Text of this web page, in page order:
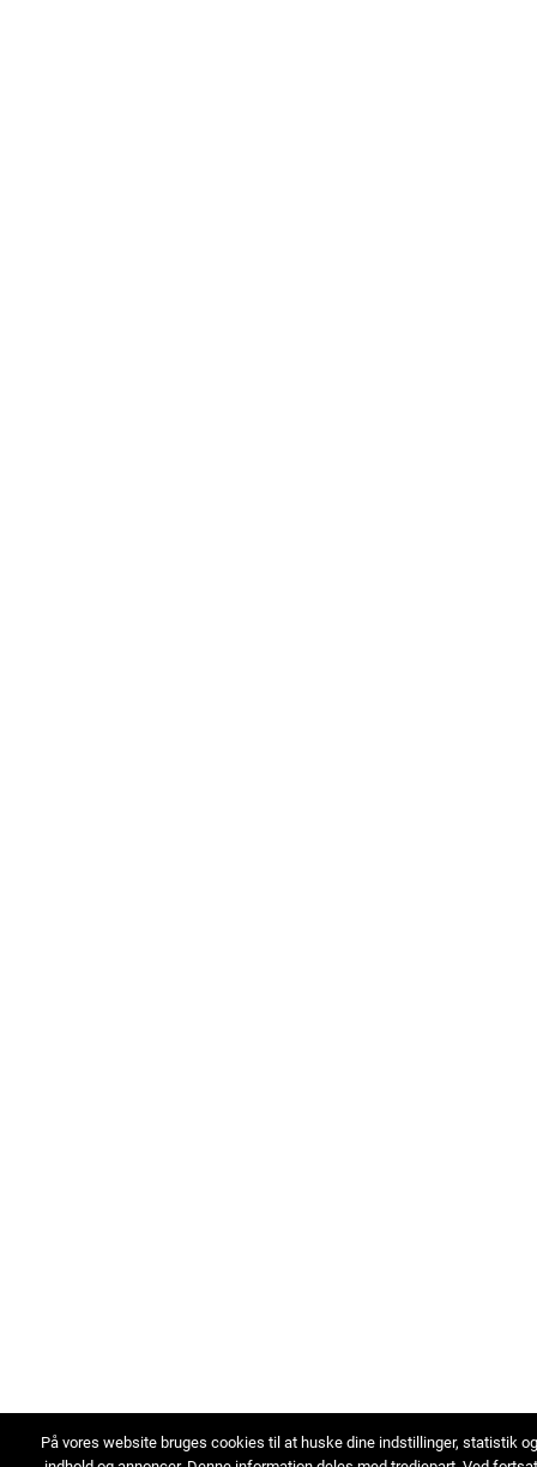
På vores website bruges cookies til at huske dine indstillinger, statistik